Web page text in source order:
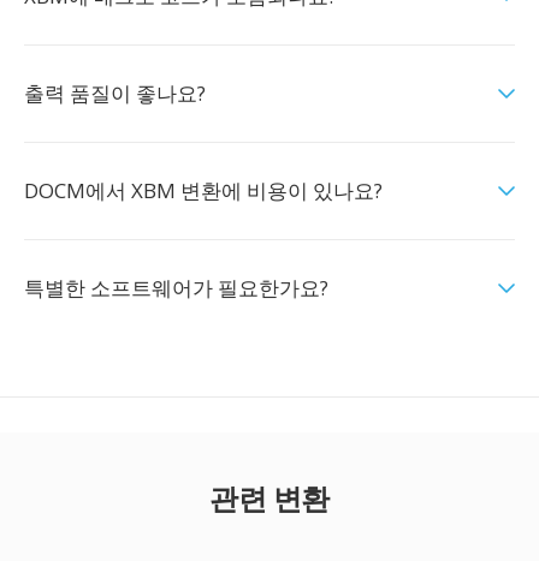
출력 품질이 좋나요?
DOCM에서 XBM 변환에 비용이 있나요?
특별한 소프트웨어가 필요한가요?
관련 변환